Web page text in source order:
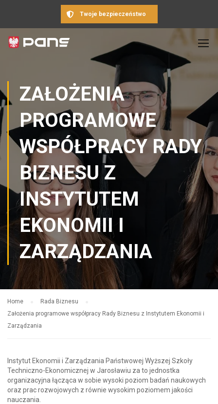
Twoje bezpieczeństwo
ZAŁOŻENIA
PROGRAMOWE
WSPÓŁPRACY RADY
BIZNESU Z
INSTYTUTEM
EKONOMII I
ZARZĄDZANIA
Home
Rada Biznesu
Założenia programowe współpracy Rady Biznesu z Instytutem Ekonomii i
Zarządzania
Instytut Ekonomii i Zarządzania Państwowej Wyższej Szkoły
Techniczno-Ekonomicznej w Jarosławiu za to jednostka
organizacyjna łącząca w sobie wysoki poziom badań naukowych
oraz prac rozwojowych z równie wysokim poziomem jakości
nauczania.